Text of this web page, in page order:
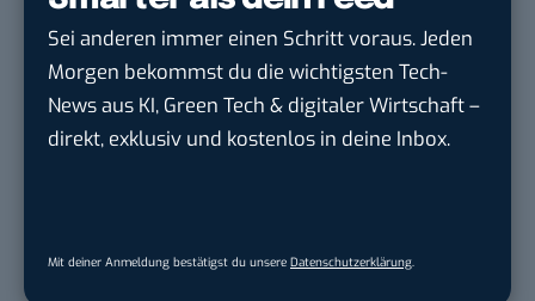
Sei anderen immer einen Schritt voraus. Jeden
Morgen bekommst du die wichtigsten Tech-
News aus KI, Green Tech & digitaler Wirtschaft –
direkt, exklusiv und kostenlos in deine Inbox.
Mit deiner Anmeldung bestätigst du unsere Datenschutzerklärung.
Wasserfac...inBonn
Social Media Manager / Content Creator
(m/w/d)
Social Media Specialist (w/m/d)